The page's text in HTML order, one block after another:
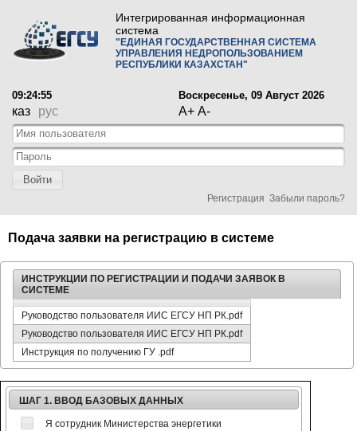
Интегрированная информационная
система
"ЕДИНАЯ ГОСУДАРСТВЕННАЯ СИСТЕМА
УПРАВЛЕНИЯ НЕДРОПОЛЬЗОВАНИЕМ
РЕСПУБЛИКИ КАЗАХСТАН"
09:24:55 Воскресенье, 09 Август 2026
каз рус A+ A-
Войти
Регистрация Забыли пароль?
Подача заявки на регистрацию в системе
ИНСТРУКЦИИ ПО РЕГИСТРАЦИИ И ПОДАЧИ ЗАЯВОК В
СИСТЕМЕ
Руководство пользователя ИИС ЕГСУ НП РК.pdf
Руководство пользователя ИИС ЕГСУ НП РК.pdf
Инструкция по получению ГУ .pdf
ШАГ 1. ВВОД БАЗОВЫХ ДАННЫХ
Я сотрудник Министерства энергетики